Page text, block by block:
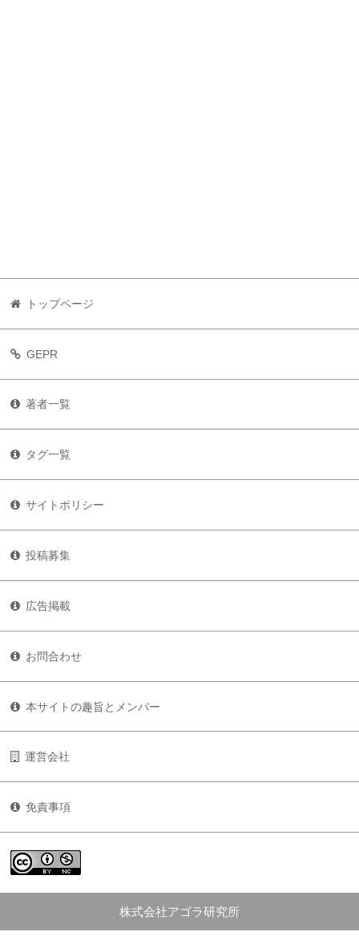
トップページ
GEPR
著者一覧
タグ一覧
サイトポリシー
投稿募集
広告掲載
お問合わせ
本サイトの趣旨とメンバー
運営会社
免責事項
株式会社アゴラ研究所